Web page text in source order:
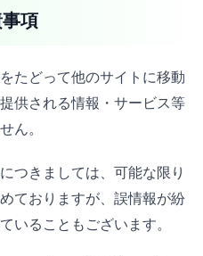
項
たどって他のサイトに移動
供される情報・サービス等
ん。
つきましては、可能な限り
ておりますが、誤情報が紛
いることもございます。